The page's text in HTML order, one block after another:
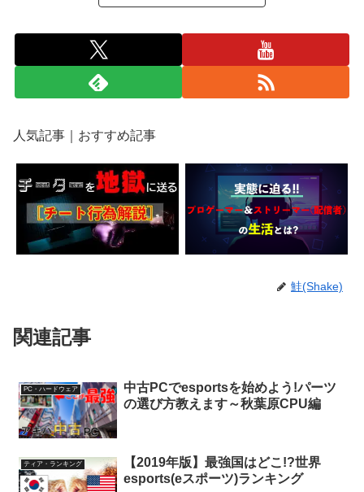
人気記事｜おすすめ記事
鮭(Shake)
関連記事
PC・ハードウェア
中古PCでesportsを始めよう!パーツ
の選び方教えます～秋葉原CPU編
ティア・ランキング
【2019年版】最強国はどこ!?世界
esports(eスポーツ)ランキング